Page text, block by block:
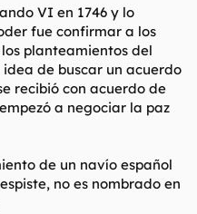
VI en 1746 y lo
fue confirmar a los
planteamientos del
de buscar un acuerdo
recibió con acuerdo de
a negociar la paz
de un navío español
no es nombrado en